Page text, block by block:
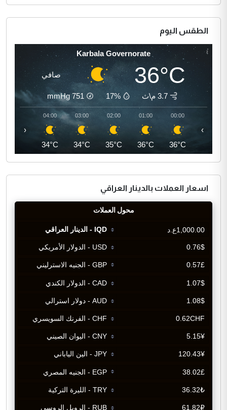
الطقس اليوم
Karbala Governorate
36°C صافي
3.7 م\ث 17%
751
mmHg
00:00
36°C
01:00
36°C
02:00
35°C
03:00
34°C
04:00
34°C
‹ ›
اسعار العملات بالدينار العراقي